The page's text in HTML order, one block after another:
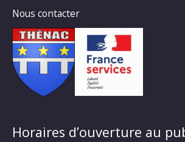
Nous contacter
Horaires d’ouverture au